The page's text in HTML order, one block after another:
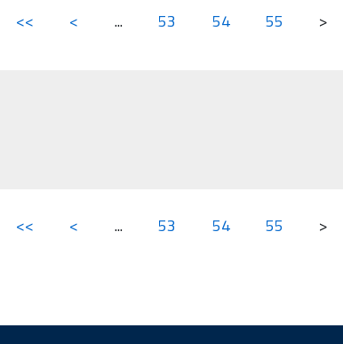
<< < ... 53 54 55 >
<< < ... 53 54 55 >